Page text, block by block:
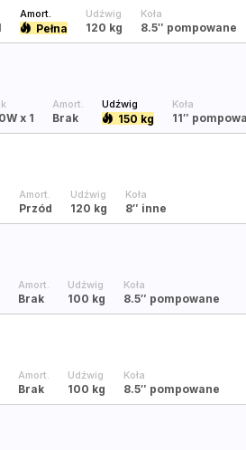
Amort.
Pełna
Udźwig
120 kg
Koła
8.5″ pompowane
x 1
Amort.
Brak
Udźwig
150 kg
Koła
11″
Amort.
Przód
Udźwig
120 kg
Koła
8″ inne
Amort.
Brak
Udźwig
100 kg
Koła
8.5″ pompowane
Amort.
Brak
Udźwig
100 kg
Koła
8.5″ pompowane